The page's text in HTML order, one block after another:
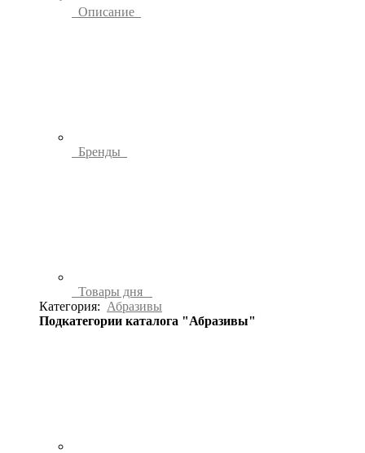
Описание
Бренды
Товары дня
Категория: Абразивы
Подкатегории каталога "Абразивы"